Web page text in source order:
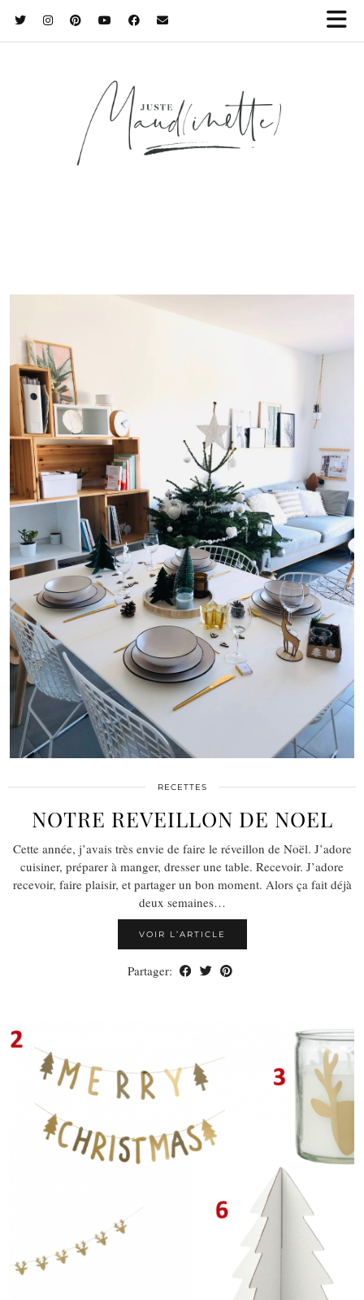
RECETTES
NOTRE REVEILLON DE NOEL
Cette année, j’avais très envie de faire le réveillon de Noël. J’adore
cuisiner, préparer à manger, dresser une table. Recevoir. J’adore
recevoir, faire plaisir, et partager un bon moment. Alors ça fait déjà
deux semaines…
VOIR L’ARTICLE
Partager: